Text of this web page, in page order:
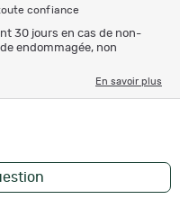
confiance
30 jours en cas de non-
endommagée, non
En savoir plus